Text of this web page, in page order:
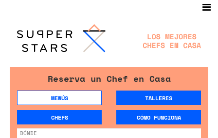
Reserva un Chef en Casa
MENÚS TALLERES
CHEFS CÓMO FUNCIONA